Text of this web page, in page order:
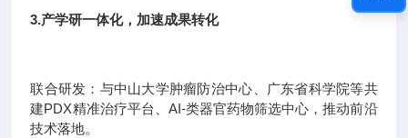
3.产学研一体化，加速成果转化
联合研发：与中山大学肿瘤防治中心、广东省科学院等共
建PDX精准治疗平台、AI-类器官药物筛选中心，推动前沿
技术落地。